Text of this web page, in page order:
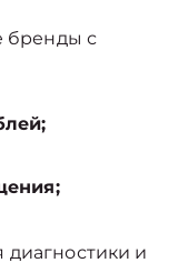
бренды с
диагностики и